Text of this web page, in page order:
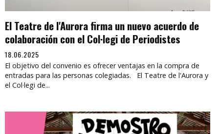
El Teatre de l'Aurora firma un nuevo acuerdo de
colaboración con el Col·legi de Periodistes
18.06.2025
El objetivo del convenio es ofrecer ventajas en la compra de
entradas para las personas colegiadas. El Teatre de l'Aurora y
el Col·legi de...